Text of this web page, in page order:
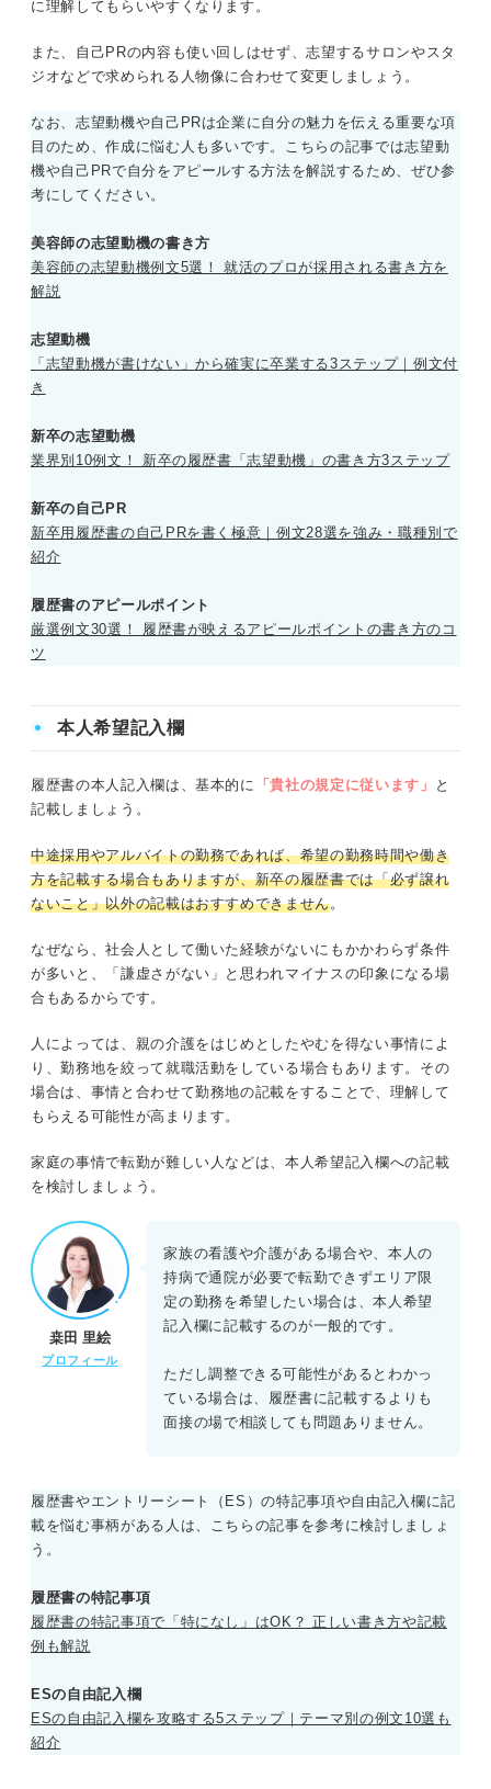
に理解してもらいやすくなります。
また、自己PRの内容も使い回しはせず、志望するサロンやスタ
ジオなどで求められる人物像に合わせて変更しましょう。
なお、志望動機や自己PRは企業に自分の魅力を伝える重要な項
目のため、作成に悩む人も多いです。こちらの記事では志望動
機や自己PRで自分をアピールする方法を解説するため、ぜひ参
考にしてください。
美容師の志望動機の書き方
美容師の志望動機例文5選！ 就活のプロが採用される書き方を
解説
志望動機
「志望動機が書けない」から確実に卒業する3ステップ｜例文付
き
新卒の志望動機
業界別10例文！ 新卒の履歴書「志望動機」の書き方3ステップ
新卒の自己PR
新卒用履歴書の自己PRを書く極意｜例文28選を強み・職種別で
紹介
履歴書のアピールポイント
厳選例文30選！ 履歴書が映えるアピールポイントの書き方のコ
ツ
本人希望記入欄
履歴書の本人記入欄は、基本的に 「貴社の規定に従います」
と
記載しましょう。
中途採用やアルバイトの勤務であれば、希望の勤務時間や働き
方を記載する場合もありますが、新卒の履歴書では「必ず譲れ
ないこと」以外の記載はおすすめできません。
なぜなら、社会人として働いた経験がないにもかかわらず条件
が多いと、「謙虚さがない」と思われマイナスの印象になる場
合もあるからです。
人によっては、親の介護をはじめとしたやむを得ない事情によ
り、勤務地を絞って就職活動をしている場合もあります。その
場合は、事情と合わせて勤務地の記載をすることで、理解して
もらえる可能性が高まります。
家庭の事情で転勤が難しい人などは、本人希望記入欄への記載
を検討しましょう。
桒田 里絵
プロフィール
家族の看護や介護がある場合や、本人の
持病で通院が必要で転勤できずエリア限
定の勤務を希望したい場合は、本人希望
記入欄に記載するのが一般的です。
ただし調整できる可能性があるとわかっ
ている場合は、履歴書に記載するよりも
面接の場で相談しても問題ありません。
履歴書やエントリーシート（ES）の特記事項や自由記入欄に記
載を悩む事柄がある人は、こちらの記事を参考に検討しましょ
う。
履歴書の特記事項
履歴書の特記事項で「特になし」はOK？ 正しい書き方や記載
例も解説
ESの自由記入欄
ESの自由記入欄を攻略する5ステップ｜テーマ別の例文10選も
紹介